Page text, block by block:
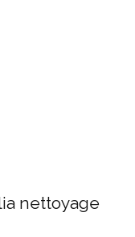
nettoyage